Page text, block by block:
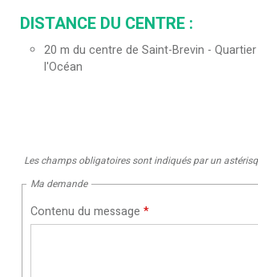
DISTANCE DU CENTRE :
20 m du centre de Saint-Brevin -
l'Océan
Les champs obligatoires sont indiqués par un
Ma demande
Contenu du message *